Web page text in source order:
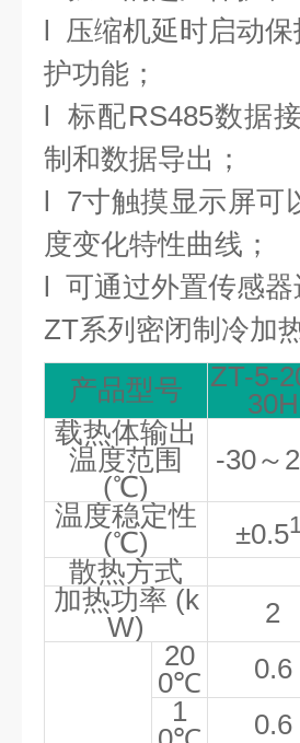
l 压缩机延时启动
护功能；
l
标配RS485数据
制和数据导出；
l 7寸触摸显示屏可
度变化特性曲线；
l 可通过外置传感
ZT系列密闭制冷加
产品型号
ZT-5-
30H
载热体输出
温度范围
(℃)
-30～
温度稳定性
(℃) ±0.5
散热方式
加热功率 (k
W)
2
20
0℃ 0.6
1
0.6